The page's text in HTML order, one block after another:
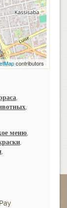
contributors
,
,
меню,
,
,